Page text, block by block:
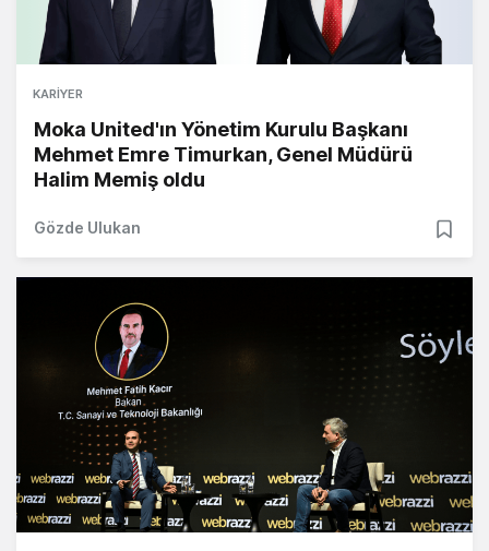
KARIYER
Moka United'ın Yönetim Kurulu Başkanı
Mehmet Emre Timurkan, Genel Müdürü
Halim Memiş oldu
Gözde Ulukan